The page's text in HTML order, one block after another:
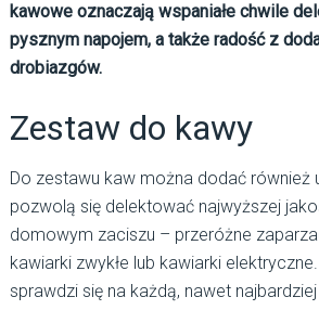
kawowe oznaczają wspaniałe chwile
pysznym napojem, a także radość z
drobiazgów.
Zestaw do kawy
Do zestawu kaw można dodać również
pozwolą się delektować najwyższej
domowym zaciszu – przeróżne
kawiarki zwykłe lub kawiarki
sprawdzi się na każdą, nawet